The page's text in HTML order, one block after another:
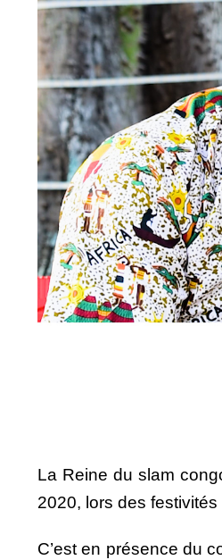
La Reine du slam
2020, lors des
C’est en présence du